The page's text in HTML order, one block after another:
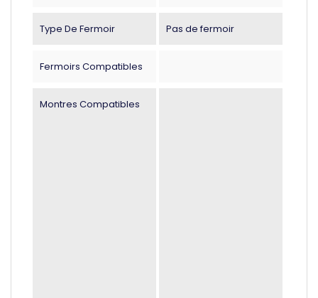
Type De Fermoir Pas de fermoir
Fermoirs Compatibles
Montres Compatibles